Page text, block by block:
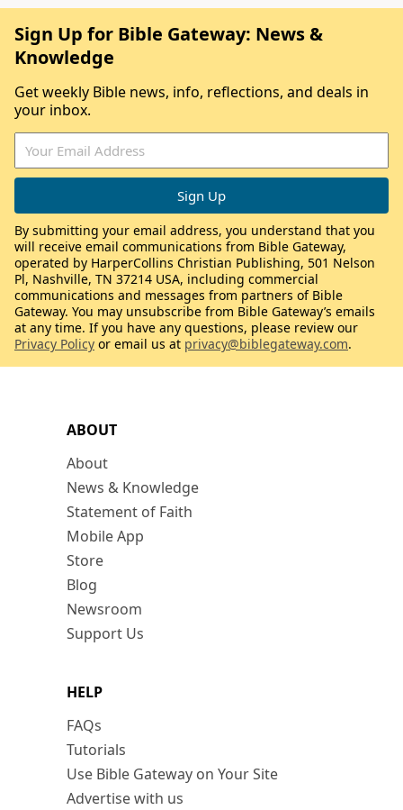
ABOUT
About
News & Knowledge
Statement of Faith
Mobile App
Store
Blog
Newsroom
Support Us
HELP
FAQs
Tutorials
Use Bible Gateway on Your Site
Advertise with us
Sign Up for Bible Gateway: News &
Knowledge
Get weekly Bible news, info, reflections, and deals in
your inbox.
By submitting your email address, you understand that you
will receive email communications from Bible Gateway,
operated by HarperCollins Christian Publishing, 501 Nelson
Pl, Nashville, TN 37214 USA, including commercial
communications and messages from partners of Bible
Gateway. You may unsubscribe from Bible Gateway’s emails
at any time. If you have any questions, please review our
Privacy Policy or email us at privacy@biblegateway.com.